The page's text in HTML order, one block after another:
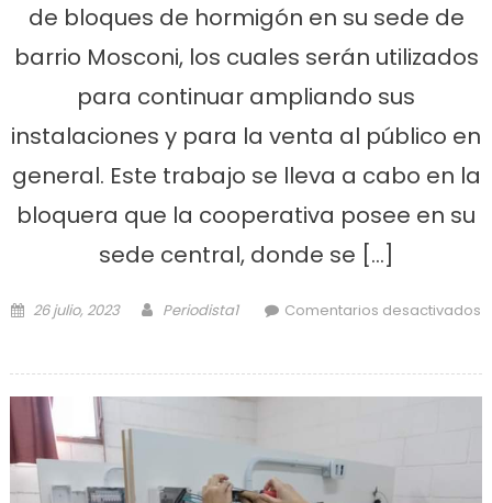
de bloques de hormigón en su sede de
barrio Mosconi, los cuales serán utilizados
para continuar ampliando sus
instalaciones y para la venta al público en
general. Este trabajo se lleva a cabo en la
bloquera que la cooperativa posee en su
sede central, donde se […]
Posted on
26 julio, 2023 Author
Periodista1
Comentarios desactivados